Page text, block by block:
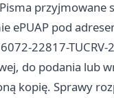
przyjmowane
ePUAP pod
22817-TUCRV-
do podania lub
kopię. Sprawy